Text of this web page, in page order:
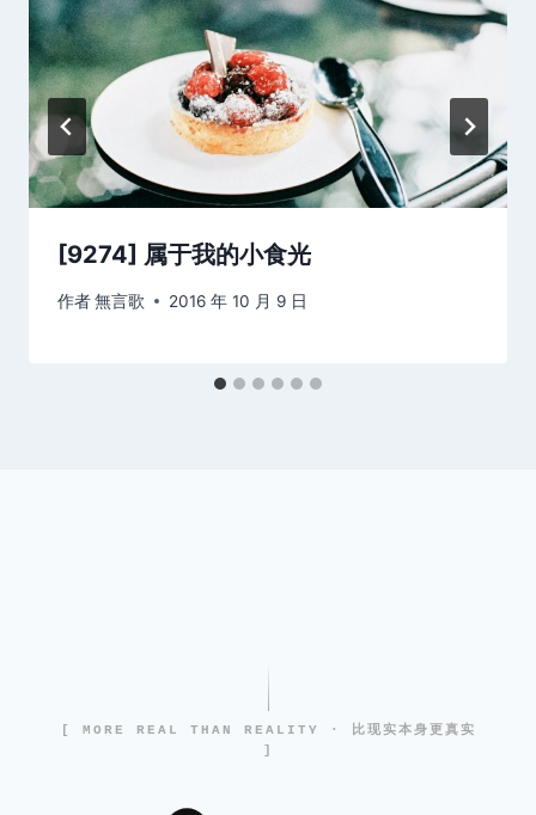
[9274] 属于我的小食光
作者無言歌 2016 年 10 月 9 日
[ MORE REAL THAN REALITY · 比现实本身更真实
]